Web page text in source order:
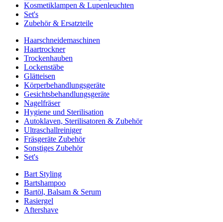
Kosmetiklampen & Lupenleuchten
Set's
Zubehör & Ersatzteile
Haarschneidemaschinen
Haartrockner
Trockenhauben
Lockenstäbe
Glätteisen
Körperbehandlungsgeräte
Gesichtsbehandlungsgeräte
Nagelfräser
Hygiene und Sterilisation
Autoklaven, Sterilisatoren & Zubehör
Ultraschallreiniger
Fräsgeräte Zubehör
Sonstiges Zubehör
Set's
Bart Styling
Bartshampoo
Bartöl, Balsam & Serum
Rasiergel
Aftershave